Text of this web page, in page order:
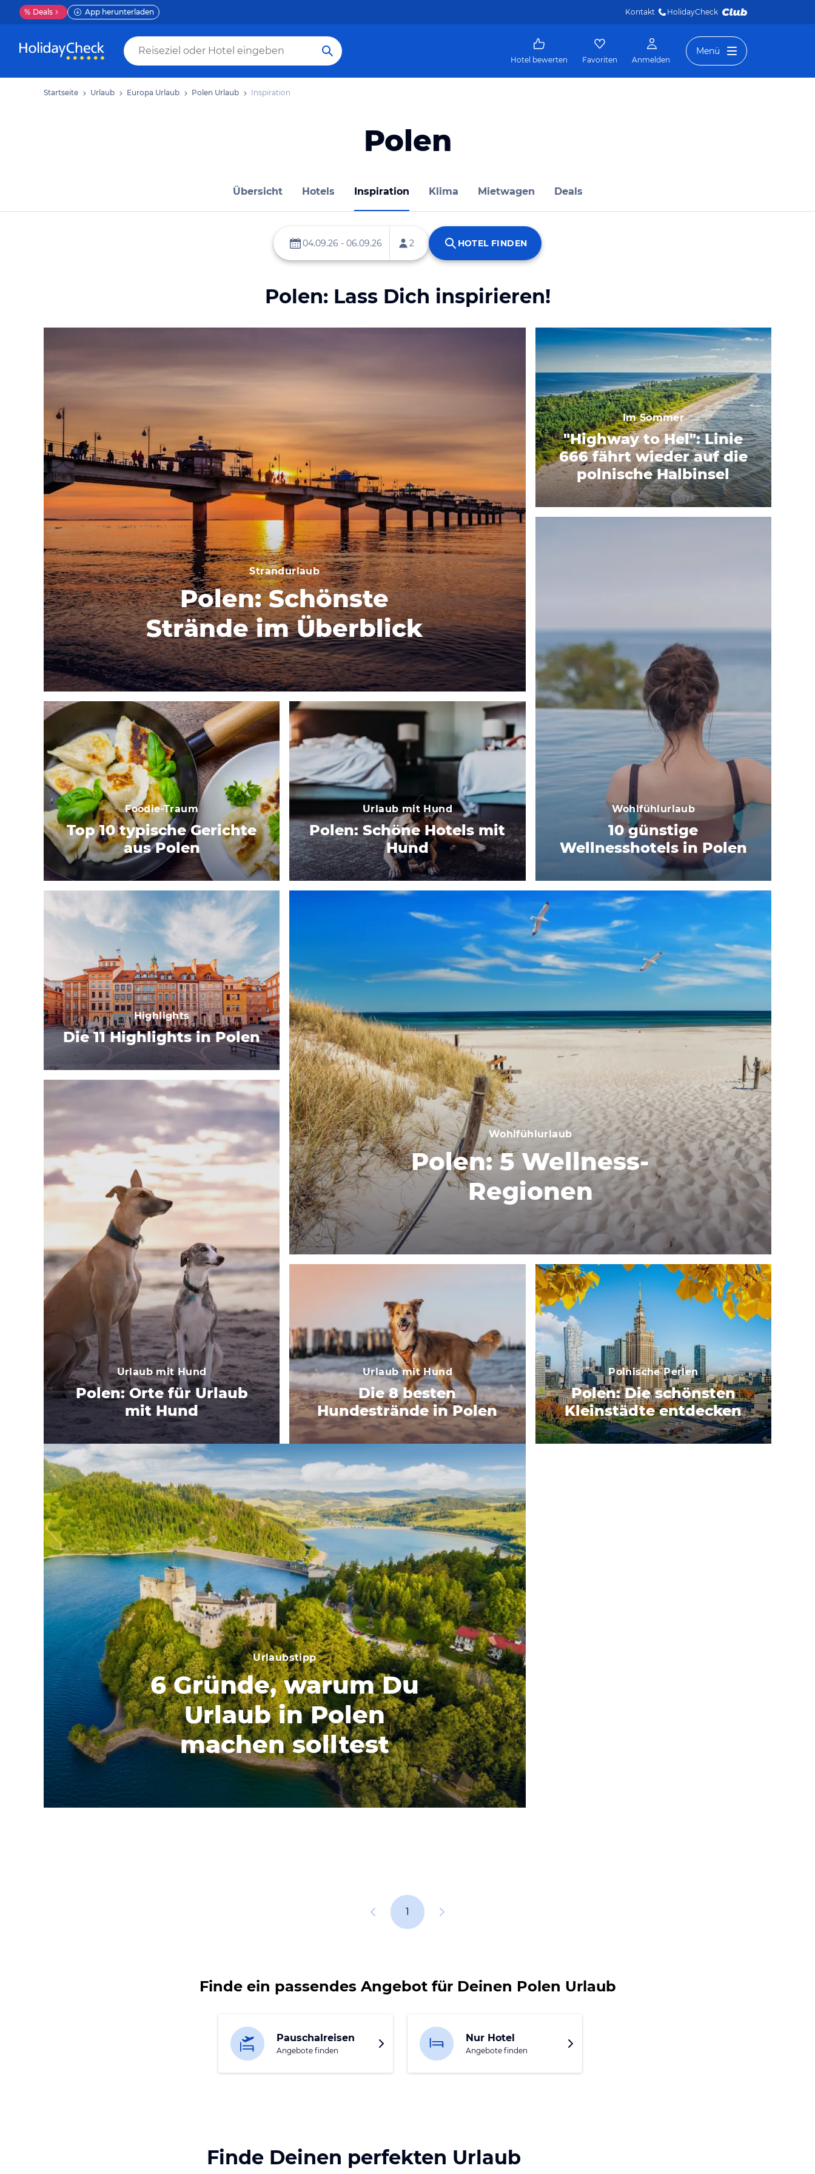
% Deals App herunterladen Kontakt HolidayCheck
Hotel bewerten Favoriten Anmelden
Menü
Startseite Urlaub Europa Urlaub Polen Urlaub Inspiration
Polen
Übersicht Hotels Inspiration Klima Mietwagen Deals
Polen: Lass Dich inspirieren!
Strandurlaub
Polen: Schönste
Strände im Überblick
Im Sommer
"Highway to Hel": Linie
666 fährt wieder auf die
polnische Halbinsel
Foodie-Traum
Top 10 typische Gerichte
aus Polen
Urlaub mit Hund
Polen: Schöne Hotels mit
Hund
Wohlfühlurlaub
10 günstige
Wellnesshotels in Polen
Highlights
Die 11 Highlights in Polen
Wohlfühlurlaub
Polen: 5 Wellness-
Regionen
Urlaub mit Hund
Polen: Orte für Urlaub
mit Hund
Urlaub mit Hund
Die 8 besten
Hundestrände in Polen
Polnische Perlen
Polen: Die schönsten
Kleinstädte entdecken
Urlaubstipp
6 Gründe, warum Du
Urlaub in Polen
machen solltest
1
Finde ein passendes Angebot für Deinen Polen Urlaub
Pauschalreisen
Angebote finden
Nur Hotel
Angebote finden
Finde Deinen perfekten Urlaub